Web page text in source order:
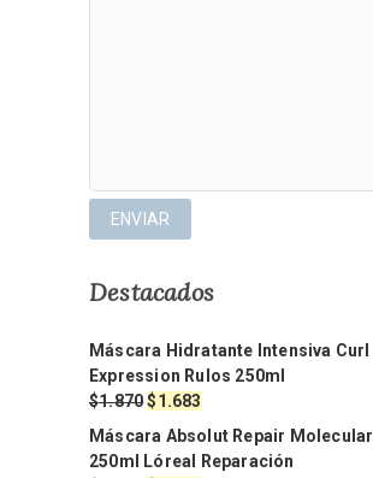
Destacados
Máscara Hidratante Intensiva Curl
Expression Rulos 250ml
$1.870El
precio
original
$1.683
precio
actual
Máscara Absolut Repair Molecular
250ml Lóreal Reparación